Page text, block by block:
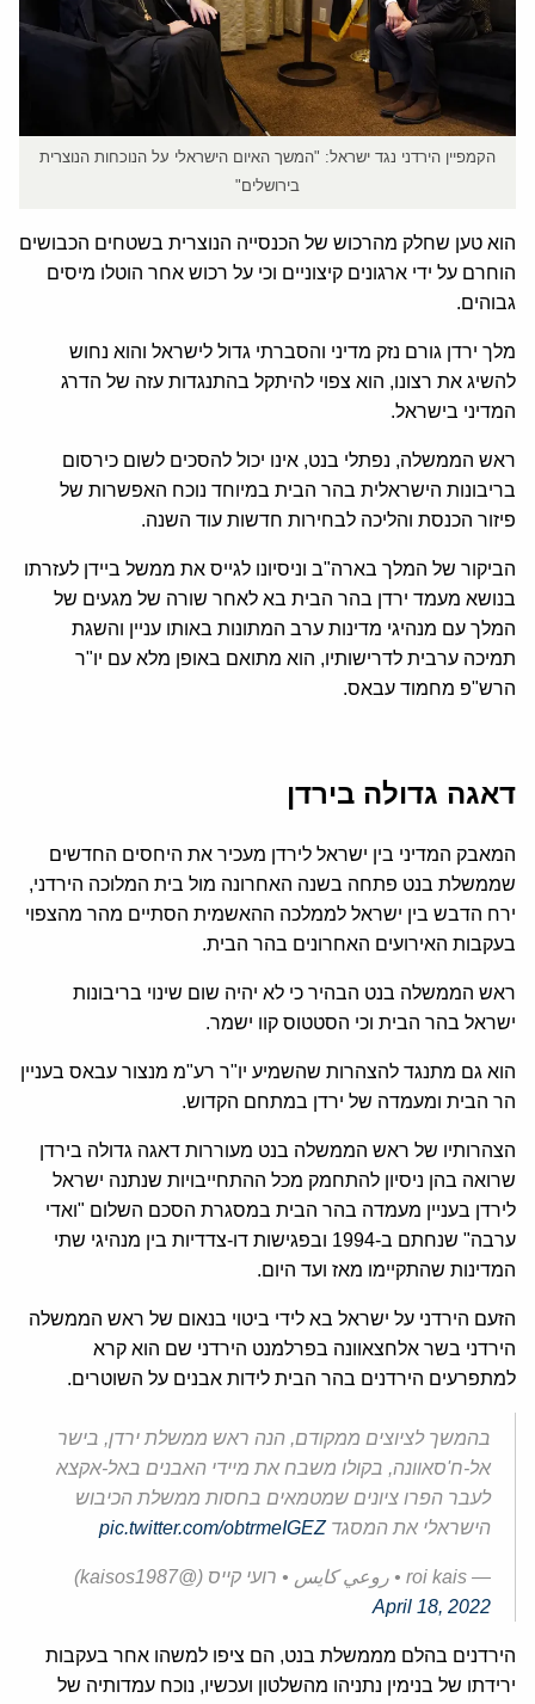
הקמפיין הירדני נגד ישראל: "המשך האיום הישראלי על הנוכחות הנוצרית
בירושלים"
הוא טען שחלק מהרכוש של הכנסייה הנוצרית בשטחים הכבושים
הוחרם על ידי ארגונים קיצוניים וכי על רכוש אחר הוטלו מיסים
גבוהים.
מלך ירדן גורם נזק מדיני והסברתי גדול לישראל והוא נחוש
להשיג את רצונו, הוא צפוי להיתקל בהתנגדות עזה של הדרג
המדיני בישראל.
ראש הממשלה, נפתלי בנט, אינו יכול להסכים לשום כירסום
בריבונות הישראלית בהר הבית במיוחד נוכח האפשרות של
פיזור הכנסת והליכה לבחירות חדשות עוד השנה.
הביקור של המלך בארה"ב וניסיונו לגייס את ממשל ביידן לעזרתו
בנושא מעמד ירדן בהר הבית בא לאחר שורה של מגעים של
המלך עם מנהיגי מדינות ערב המתונות באותו עניין והשגת
תמיכה ערבית לדרישותיו, הוא מתואם באופן מלא עם יו"ר
הרש"פ מחמוד עבאס.
דאגה גדולה בירדן
המאבק המדיני בין ישראל לירדן מעכיר את היחסים החדשים
שממשלת בנט פתחה בשנה האחרונה מול בית המלוכה הירדני,
ירח הדבש בין ישראל לממלכה ההאשמית הסתיים מהר מהצפוי
בעקבות האירועים האחרונים בהר הבית.
ראש הממשלה בנט הבהיר כי לא יהיה שום שינוי בריבונות
ישראל בהר הבית וכי הסטטוס קוו ישמר.
הוא גם מתנגד להצהרות שהשמיע יו"ר רע"מ מנצור עבאס בעניין
הר הבית ומעמדה של ירדן במתחם הקדוש.
הצהרותיו של ראש הממשלה בנט מעוררות דאגה גדולה בירדן
שרואה בהן ניסיון להתחמק מכל ההתחייבויות שנתנה ישראל
לירדן בעניין מעמדה בהר הבית במסגרת הסכם השלום "ואדי
ערבה" שנחתם ב-1994 ובפגישות דו-צדדיות בין מנהיגי שתי
המדינות שהתקיימו מאז ועד היום.
הזעם הירדני על ישראל בא לידי ביטוי בנאום של ראש הממשלה
הירדני בשר אלחצאוונה בפרלמנט הירדני שם הוא קרא
למתפרעים הירדנים בהר הבית לידות אבנים על השוטרים.
בהמשך לציוצים ממקודם, הנה ראש ממשלת ירדן, בישר
אל-ח'סאוונה, בקולו משבח את מיידי האבנים באל-אקצא
לעבר הפרו ציונים שמטמאים בחסות ממשלת הכיבוש
הישראלי את המסגדpic.twitter.com/obtrmeIGEZ
— roi kais • روعي كايس • רועי קייס (@kaisos1987)
April 18, 2022
הירדנים בהלם מממשלת בנט, הם ציפו למשהו אחר בעקבות
ירידתו של בנימין נתניהו מהשלטון ועכשיו, נוכח עמדותיה של